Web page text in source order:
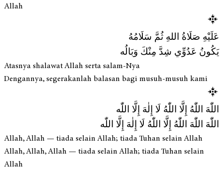
Allah
عَلَيْهِ صَلَاةُ اللهِ ثُمَّ سَلَامُهُ
يَكُونُ عَدُوِّي شِدَّ مِنْكَ وَبَالُه
Atasnya shalawat Allah serta salam-Nya
Dengannya, segerakanlah balasan bagi musuh-musuh kami
اللّٰهَ اللّٰهُ إِلَّا اللّٰهُ لَا إِلٰهَ إِلَّا اللّٰه
اللّٰهَ اللّٰهَ اللّٰهُ إِلَّا اللّٰهُ لَا إِلٰهَ إِلَّا اللّٰه
Allah, Allah — tiada selain Allah; tiada Tuhan selain Allah
Allah, Allah, Allah — tiada selain Allah; tiada Tuhan selain
Allah